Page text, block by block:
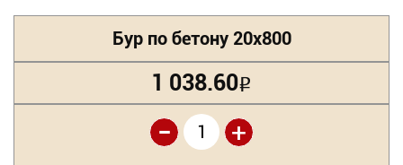
Бур по бетону 20х800
1 038.60Р
+
-